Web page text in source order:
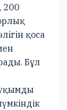
200
қоса
Бұл